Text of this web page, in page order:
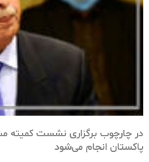
در چارچوب برگزاری نشست کمیته
پاکستان انجام می‌شود